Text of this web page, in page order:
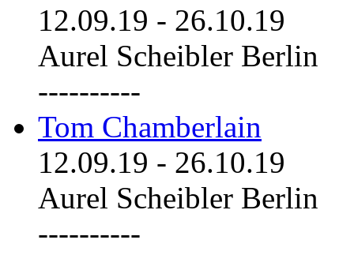
12.09.19 - 26.10.19
Aurel Scheibler Berlin
----------
Tom Chamberlain
12.09.19 - 26.10.19
Aurel Scheibler Berlin
----------